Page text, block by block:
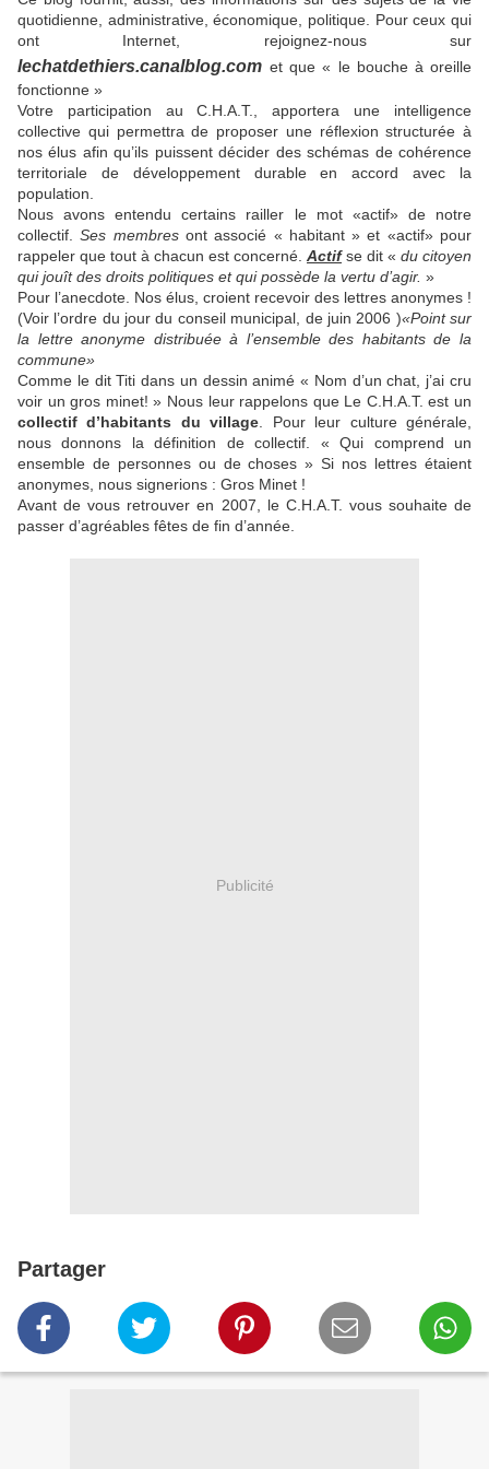
quotidienne, administrative, économique, politique. Pour ceux qui
ont Internet, rejoignez-nous sur
lechatdethiers.canalblog.com et que « le bouche à oreille
fonctionne »
Votre participation au C.H.A.T., apportera une intelligence
collective qui permettra de proposer une réflexion structurée à
nos élus afin qu’ils puissent décider des schémas de cohérence
territoriale de développement durable en accord avec la
population.
Nous avons entendu certains railler le mot «actif» de notre
collectif.Ses membresont associé « habitant » et «actif» pour
rappeler que tout à chacun est concerné. Actif se dit « du citoyen
qui jouît des droits politiques et qui possède la vertu d’agir. »
Pour l’anecdote. Nos élus, croient recevoir des lettres anonymes !
(Voir l’ordre du jour du conseil municipal, de juin 2006 )«Point sur
la lettre anonyme distribuée à l’ensemble des habitants de la
commune»
Comme le dit Titi dans un dessin animé « Nom d’un chat, j’ai cru
voir un gros minet! » Nous leur rappelons que Le C.H.A.T. est un
collectif d’habitants du village . Pour leur culture générale,
nous donnons la définition de collectif. « Qui comprend un
ensemble de personnes ou de choses » Si nos lettres étaient
anonymes, nous signerions : Gros Minet !
Avant de vous retrouver en 2007, le C.H.A.T. vous souhaite de
passer d’agréables fêtes de fin d’année.
Publicité
Partager